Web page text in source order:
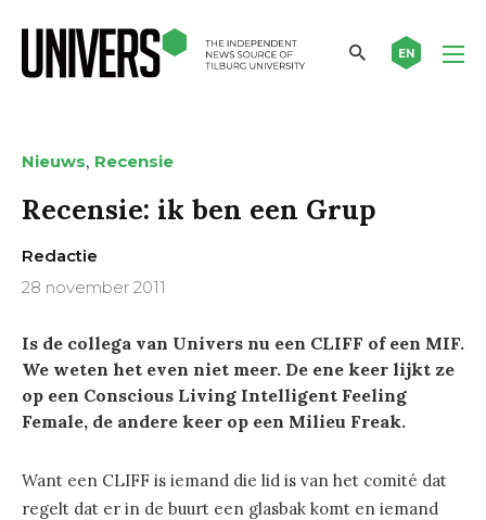
EN
Nieuws, Recensie
Recensie: ik ben een Grup
Redactie
28 november 2011
Is de collega van Univers nu een CLIFF of een MIF.
We weten het even niet meer. De ene keer lijkt ze
op een Conscious Living Intelligent Feeling
Female, de andere keer op een Milieu Freak.
Want een CLIFF is iemand die lid is van het comité dat
regelt dat er in de buurt een glasbak komt en iemand